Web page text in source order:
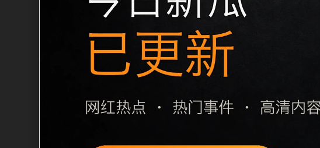
吃瓜免费看2026最新明星事件移动端专题入口2围绕吃
伸阅读方向。本站在整理内容时优先保持标题、摘要、
通常先看标题是否明确，再看摘要是否说明更新范围
一篇和 sitemap 入口，让重要页面点击深度控制在三次